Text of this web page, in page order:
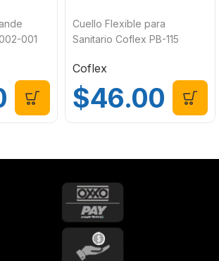
001
Cuello Flexible para
Sanitario Coflex PB-115
Coflex
$46.00